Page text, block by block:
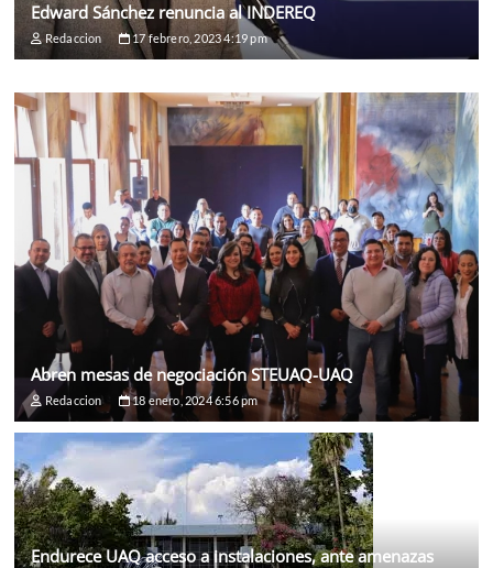
Edward Sánchez renuncia al INDEREQ
Redaccion 17 febrero, 2023 4:19 pm
Abren mesas de negociación STEUAQ-UAQ
Redaccion 18 enero, 2024 6:56 pm
Endurece UAQ acceso a instalaciones, ante amenazas